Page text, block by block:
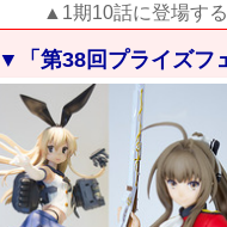
▲1期10話に登場す
▼「第38回プライズフ